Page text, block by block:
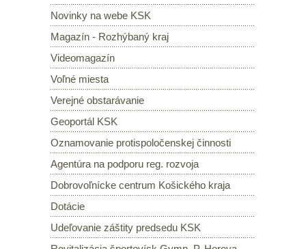
Novinky na webe KSK
Magazín - Rozhýbaný kraj
Videomagazín
Voľné miesta
Verejné obstarávanie
Geoportál KSK
Oznamovanie protispoločenskej činnosti
Agentúra na podporu reg. rozvoja
Dobrovoľnícke centrum Košického kraja
Dotácie
Udeľovanie záštity predsedu KSK